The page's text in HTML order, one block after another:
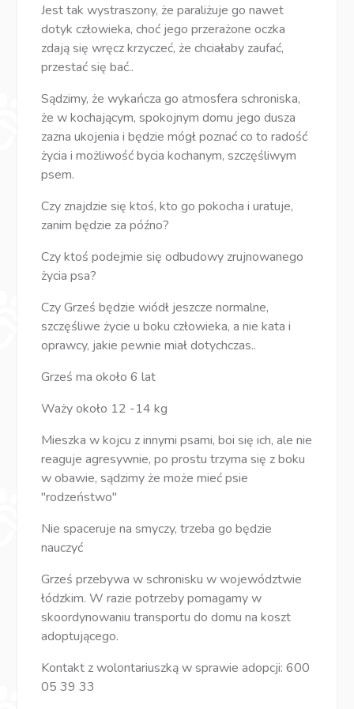
Jest tak wystraszony, że paraliżuje go nawet
dotyk człowieka, choć jego przerażone oczka
zdają się wręcz krzyczeć, że chciałaby zaufać,
przestać się bać..
Sądzimy, że wykańcza go atmosfera schroniska,
że w kochającym, spokojnym domu jego dusza
zazna ukojenia i będzie mógł poznać co to radość
życia i możliwość bycia kochanym, szczęśliwym
psem.
Czy znajdzie się ktoś, kto go pokocha i uratuje,
zanim będzie za późno?
Czy ktoś podejmie się odbudowy zrujnowanego
życia psa?
Czy Grześ będzie wiódł jeszcze normalne,
szczęśliwe życie u boku człowieka, a nie kata i
oprawcy, jakie pewnie miał dotychczas..
Grześ ma około 6 lat
Waży około 12 -14 kg
Mieszka w kojcu z innymi psami, boi się ich, ale nie
reaguje agresywnie, po prostu trzyma się z boku
w obawie, sądzimy że może mieć psie
"rodzeństwo"
Nie spaceruje na smyczy, trzeba go będzie
nauczyć
Grześ przebywa w schronisku w województwie
łódzkim. W razie potrzeby pomagamy w
skoordynowaniu transportu do domu na koszt
adoptującego.
Kontakt z wolontariuszką w sprawie adopcji: 600
05 39 33